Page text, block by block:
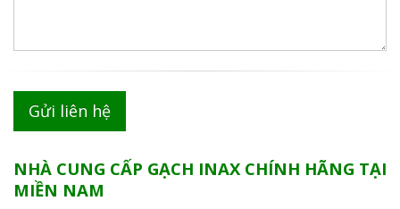
NHÀ CUNG CẤP GẠCH INAX CHÍNH HÃNG TẠI
MIỀN NAM